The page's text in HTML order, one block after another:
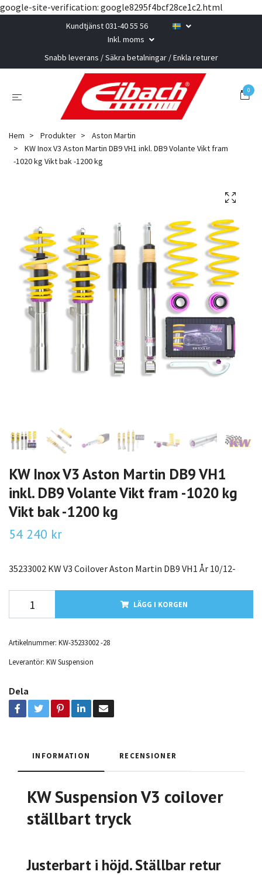
google-site-verification: google8295f4bcf28ce1c2.html
Kundtjänst 031-40 55 56
Inkl. moms
Snabb leverans / Säkra betalningar / Enkla returer
0
Hem Produkter
Aston Martin
KW Inox V3 Aston Martin DB9 VH1 inkl. DB9 Volante Vikt fram
-1020 kg Vikt bak -1200 kg
KW Inox V3 Aston Martin DB9 VH1
inkl. DB9 Volante Vikt fram -1020 kg
Vikt bak -1200 kg
54 240 kr
35233002 KW V3 Coilover Aston Martin DB9 VH1 År 10/12-
LÄGG I KORGEN
Artikelnummer: KW-35233002 -28
Leverantör: KW Suspension
Dela
INFORMATION RECENSIONER
KW Suspension V3 coilover
ställbart tryck
Justerbart i höjd. Ställbar retur